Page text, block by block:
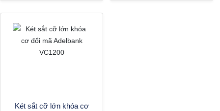
Két sắt cỡ lớn khóa cơ